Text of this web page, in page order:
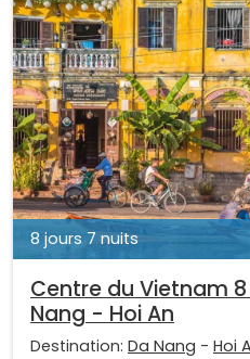
8 jours 7 nuits
Centre du Vietnam
Nang - Hoi An
Destination: Da Nang - Hoi